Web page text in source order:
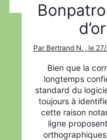
Par Bertrand N. , le
Bien que la
longtemps
standard du
toujours à
cette raison
ligne
Rechercher